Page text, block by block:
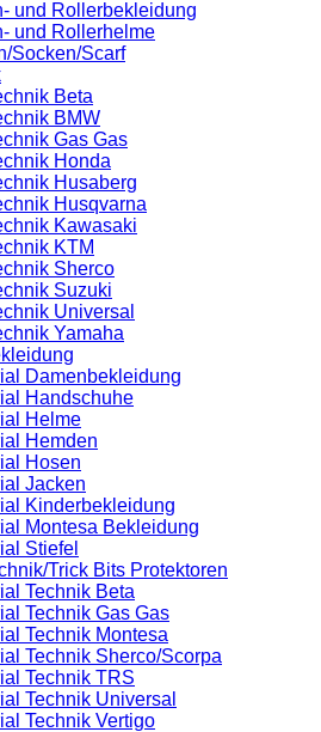
und Rollerbekleidung
und Rollerhelme
Socken/Scarf
Beta
BMW
Gas Gas
Honda
Husaberg
Husqvarna
Kawasaki
KTM
Sherco
Suzuki
Universal
Yamaha
Damenbekleidung
Handschuhe
Helme
Hemden
Hosen
Jacken
Kinderbekleidung
Montesa Bekleidung
Stiefel
Trick Bits Protektoren
Technik Beta
Technik Gas Gas
Technik Montesa
Technik Sherco/Scorpa
Technik TRS
Technik Universal
Technik Vertigo